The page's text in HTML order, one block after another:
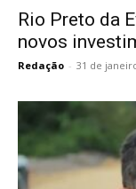
Rio Preto da
novos
Redação - 31 de